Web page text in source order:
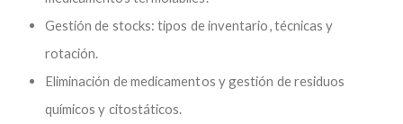
Gestión de stocks: tipos de inventario, técnicas y
rotación.
Eliminación de medicamentos y gestión de residuos
químicos y citostáticos.